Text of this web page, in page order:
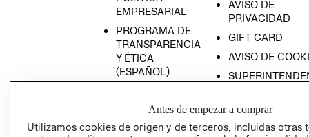
EMPRESARIAL
PROGRAMA DE
TRANSPARENCIA
Y ÉTICA
(ESPAÑOL)
TRANSPARENCIA
AVISO DE
PRIVACIDAD
GIFT CARD
AVISO DE
PETICIONES
Antes de empezar a comprar
Utilizamos cookies de origen y de terceros, incluidas otras